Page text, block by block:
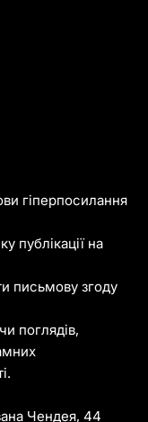
гіперпосилання
публікації на
письмову згоду
поглядів,
Чендея, 44